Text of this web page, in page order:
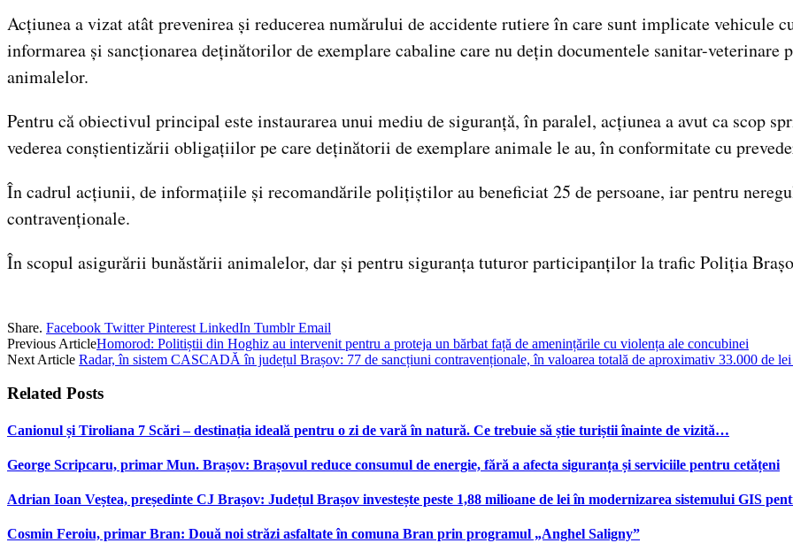
Acțiunea a vizat atât prevenirea și reducerea numărului de accidente rutiere în care sunt implicate vehicule
informarea și sancționarea deținătorilor de exemplare cabaline care nu dețin documentele sanitar-
animalelor.
Pentru că obiectivul principal este instaurarea unui mediu de siguranță, în paralel, acțiunea a avut ca scop
vederea conștientizării obligațiilor pe care deținătorii de exemplare animale le au, în conformitate cu
În cadrul acțiunii, de informațiile și recomandările polițiștilor au beneficiat 25 de persoane, iar pentru
contravenționale.
În scopul asigurării bunăstării animalelor, dar și pentru siguranța tuturor participanților la trafic Poliția
Share. Facebook Twitter Pinterest LinkedIn Tumblr Email
Previous ArticleHomorod: Politiștii din Hoghiz au intervenit pentru a proteja un bărbat față de amenințările cu violența ale concubinei
Next Article Radar, în sistem CASCADĂ în județul Brașov: 77 de sancțiuni contravenționale, în valoarea totală de aproximativ 33.000 de lei
Related Posts
Canionul și Tiroliana 7 Scări – destinația ideală pentru o zi de vară în natură. Ce trebuie să știe turiștii înainte de vizită…
George Scripcaru, primar Mun. Brașov: Brașovul reduce consumul de energie, fără a afecta siguranța și serviciile pentru cetățeni
Adrian Ioan Veștea, președinte CJ Brașov: Județul Brașov investește peste 1,88 milioane de lei în modernizarea sistemului GIS
Cosmin Feroiu, primar Bran: Două noi străzi asfaltate în comuna Bran prin programul „Anghel Saligny”